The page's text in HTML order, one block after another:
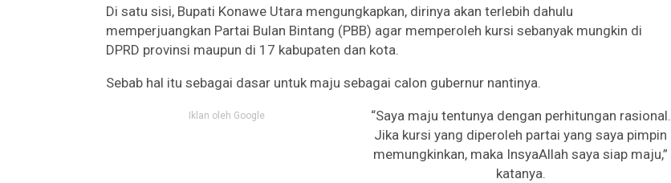
Di satu sisi, Bupati Konawe Utara mengungkapkan, dirinya akan terlebih dahulu
memperjuangkan Partai Bulan Bintang (PBB) agar memperoleh kursi sebanyak mungkin di
DPRD provinsi maupun di 17 kabupaten dan kota.
Sebab hal itu sebagai dasar untuk maju sebagai calon gubernur nantinya.
Iklan oleh Google
“Saya maju tentunya dengan perhitungan rasional.
Jika kursi yang diperoleh partai yang saya pimpin
memungkinkan, maka InsyaAllah saya siap maju,”
katanya.